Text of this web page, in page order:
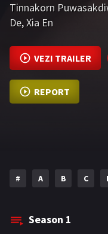
Tinnakorn
De,Xia En
VEZI TRAILER
REPORT
# A B C
Season 1